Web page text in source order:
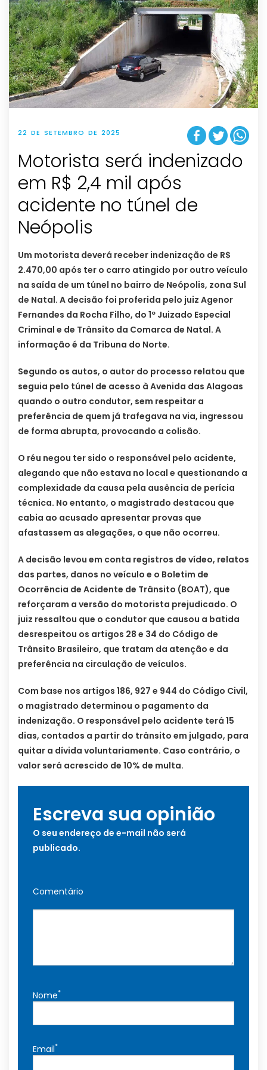
22 DE SETEMBRO DE 2025
Motorista será indenizado
em R$ 2,4 mil após
acidente no túnel de
Neópolis
Um motorista deverá receber indenização de R$
2.470,00 após ter o carro atingido por outro veículo
na saída de um túnel no bairro de Neópolis, zona Sul
de Natal. A decisão foi proferida pelo juiz Agenor
Fernandes da Rocha Filho, do 1º Juizado Especial
Criminal e de Trânsito da Comarca de Natal. A
informação é da Tribuna do Norte.
Segundo os autos, o autor do processo relatou que
seguia pelo túnel de acesso à Avenida das Alagoas
quando o outro condutor, sem respeitar a
preferência de quem já trafegava na via, ingressou
de forma abrupta, provocando a colisão.
O réu negou ter sido o responsável pelo acidente,
alegando que não estava no local e questionando a
complexidade da causa pela ausência de perícia
técnica. No entanto, o magistrado destacou que
cabia ao acusado apresentar provas que
afastassem as alegações, o que não ocorreu.
A decisão levou em conta registros de vídeo, relatos
das partes, danos no veículo e o Boletim de
Ocorrência de Acidente de Trânsito (BOAT), que
reforçaram a versão do motorista prejudicado. O
juiz ressaltou que o condutor que causou a batida
desrespeitou os artigos 28 e 34 do Código de
Trânsito Brasileiro, que tratam da atenção e da
preferência na circulação de veículos.
Com base nos artigos 186, 927 e 944 do Código Civil,
o magistrado determinou o pagamento da
indenização. O responsável pelo acidente terá 15
dias, contados a partir do trânsito em julgado, para
quitar a dívida voluntariamente. Caso contrário, o
valor será acrescido de 10% de multa.
Escreva sua opinião
O seu endereço de e-mail não será
publicado.
Comentário
Nome*
Email*